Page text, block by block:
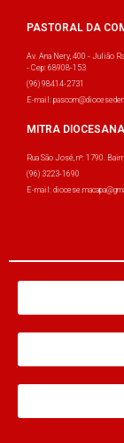
PASTORAL DA
Av. Ana Nery, 400 - Julião
- Cep: 68908-153
(96) 98414-2731
E-mail:
MITRA DIOCESANA
Rua São José, nº: 1790.
(96) 3223-1690
E-mail: